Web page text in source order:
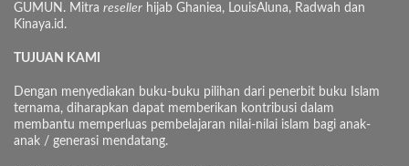
GUMUN. Mitra reseller hijab Ghaniea, LouisAluna, Radwah dan
Kinaya.id.
TUJUAN KAMI
Dengan menyediakan buku-buku pilihan dari penerbit buku Islam
ternama, diharapkan dapat memberikan kontribusi dalam
membantu memperluas pembelajaran nilai-nilai islam bagi anak-
anak / generasi mendatang.